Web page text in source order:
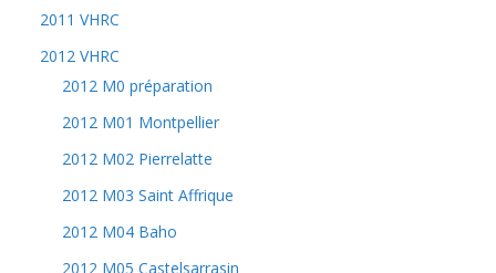
2011 VHRC
2012 VHRC
2012 M0 préparation
2012 M01 Montpellier
2012 M02 Pierrelatte
2012 M03 Saint Affrique
2012 M04 Baho
2012 M05 Castelsarrasin